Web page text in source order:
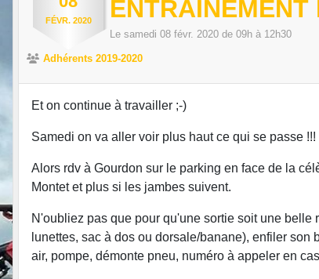
FÉVR. 2020 ENTRAINEMENT
Le samedi 08 févr. 2020 de 09h à 12h30
Adhérents 2019-2020
Et on continue à travailler ;-)
Samedi on va aller voir plus haut ce qui se passe !!!
Alors rdv à Gourdon sur le parking en face de la
Montet et plus si les jambes suivent.
N'oubliez pas que pour qu'une sortie soit une
lunettes, sac à dos ou dorsale/banane), enfiler
air, pompe, démonte pneu, numéro à appeler en